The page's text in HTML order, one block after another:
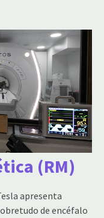
(RM)
apresenta
de encéfalo